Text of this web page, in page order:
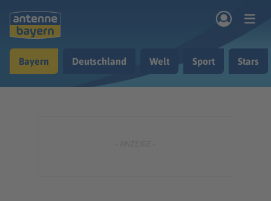
Musik & Radio
Bayern Deutschland Welt Sport Stars